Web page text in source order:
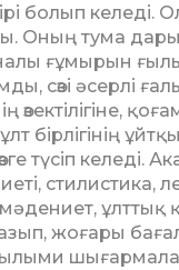
келеді. Ол
Оның тума
ғұмырын
сөзі әсерлі
өзектілігіне,
бірлігінің
түсіп
стилистика,
мәдениет,
жоғары